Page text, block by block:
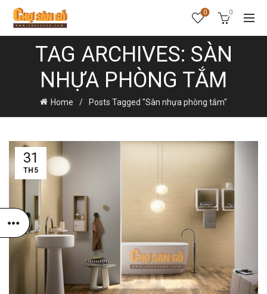
0 0
TAG ARCHIVES: SÀN
NHỰA PHÒNG TẮM
Home Posts Tagged "Sàn nhựa phòng tắm"
31
TH5